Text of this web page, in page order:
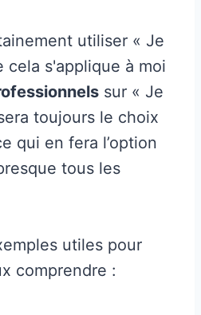
utiliser « Je
cela s'applique à moi
sur « Je
toujours le choix
qui en fera l’option
tous les
utiles pour
comprendre :